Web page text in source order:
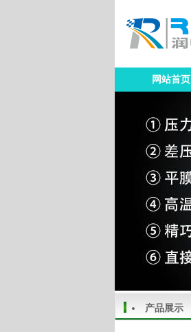
网站首页
产品展示